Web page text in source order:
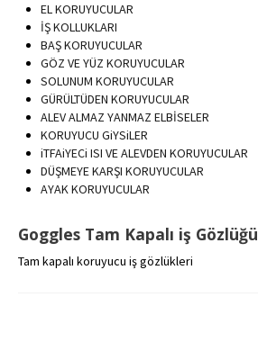
EL KORUYUCULAR
İŞ KOLLUKLARI
BAŞ KORUYUCULAR
GÖZ VE YÜZ KORUYUCULAR
SOLUNUM KORUYUCULAR
GÜRÜLTÜDEN KORUYUCULAR
ALEV ALMAZ YANMAZ ELBİSELER
KORUYUCU GiYSiLER
iTFAiYECi ISI VE ALEVDEN KORUYUCULAR
DÜŞMEYE KARŞI KORUYUCULAR
AYAK KORUYUCULAR
Goggles Tam Kapalı iş Gözlüğü
Tam kapalı koruyucu iş gözlükleri